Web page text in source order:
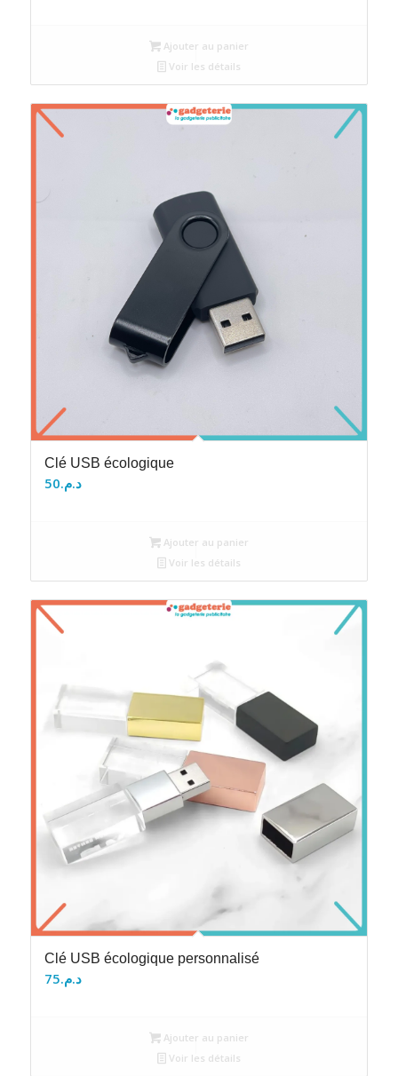
Ajouter au panier
Voir les détails
Clé USB écologique
د.م.50
Ajouter au panier
Voir les détails
Clé USB écologique personnalisé
د.م.75
Ajouter au panier
Voir les détails